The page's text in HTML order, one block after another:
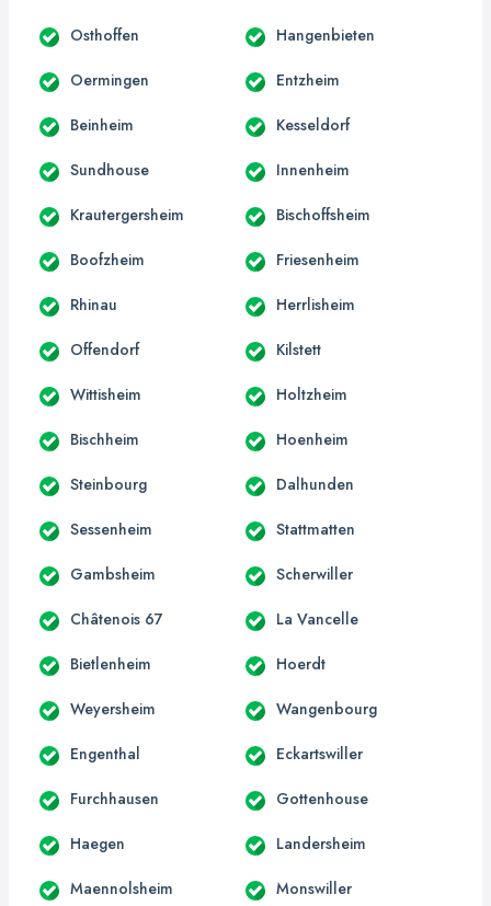
Osthoffen Hangenbieten
Oermingen Entzheim
Beinheim Kesseldorf
Sundhouse Innenheim
Krautergersheim Bischoffsheim
Boofzheim Friesenheim
Rhinau Herrlisheim
Offendorf Kilstett
Wittisheim Holtzheim
Bischheim Hoenheim
Steinbourg Dalhunden
Sessenheim Stattmatten
Gambsheim Scherwiller
Châtenois 67 La Vancelle
Bietlenheim Hoerdt
Weyersheim Wangenbourg
Engenthal Eckartswiller
Furchhausen Gottenhouse
Haegen Landersheim
Maennolsheim Monswiller